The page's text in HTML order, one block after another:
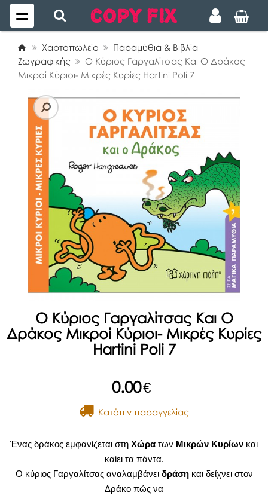
Χαρτοπωλείο
Παραμύθια & Βιβλία
Ζωγραφικής
Ο Κύριος Γαργαλίτσας Και Ο Δράκος
Μικροί Κύριοι- Μικρές Κυρίες Hartini Poli 7
Ο Κύριος Γαργαλίτσας Και Ο
Δράκος Μικροί Κύριοι- Μικρές Κυρίες
Hartini Poli 7
0.00€
Kατόπιν παραγγελίας
Ένας δράκος εμφανίζεται στη Χώρα των Μικρών Κυρίων και
καίει τα πάντα.
Ο κύριος Γαργαλίτσας αναλαμβάνει δράσηκαι δείχνει στον
Δράκο πώς να